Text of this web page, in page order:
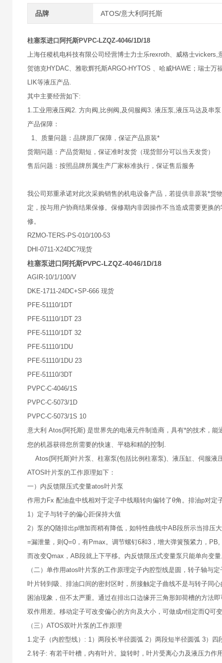
品牌 ATOS/意大利阿托斯
柱塞泵进口阿托斯PVPC-LZQZ-4046/1D/18
上海任稷机电科技有限公司经营博士力士乐rexroth、威格士
贺德克HYDAC、雅歌辉托斯ARGO-HYTOS 、哈威HAWE；瑞士
LIK等液压产品.
其中主要经营如下:
1.工业用液压阀2. 方向阀,比例阀,及伺服阀3. 液压泵,液压马达及串
产品保障：
1、质量问题：品牌原厂保障，保证产品原装*
货期问题：产品货期短，保证准时发货（现货部分可以当天发货）
售后问题：按照品牌所属生产厂家标准执行，保证售后服务
我公司郑重承诺对此次采购销售的机电设备产品，若提供非原装*
定，按与用户协商结果保修。保修期内非因操作不当造成需要更换
修。
RZMO-TERS-PS-010/100-53
DHI-0711-X24DC?现货
柱塞泵进口阿托斯PVPC-LZQZ-4046/1D/18
AGIR-10/1/100/V
DKE-1711-24DC+SP-666 现货
PFE-51110/1DT
PFE-51110/1DT 23
PFE-51110/1DT 32
PFE-51110/1DU
PFE-51110/1DU 23
PFE-51110/3DT
PVPC-C-4046/1S
PVPC-C-5073/1D
PVPC-C-5073/1S 10
意大利 Atos(阿托斯) 是世界先的电液元件制造商，具有*的技术，
您的机器获得您所需要的快速、平稳和精的控制.
Atos(阿托斯)叶片泵、柱塞泵(包括比例柱塞泵)、液压缸、伺服液
ATOS叶片泵的工作原理如下：
一）内反馈限压式变量atos叶片泵
作用力Fx 配油盘中线相对于定子中线顺转向偏转了θ角。排油p对
1）定子与转子的偏心距保持大值
2）泵的Q随排出p增加而稍有降低，如特性曲线中AB段所示当排压
=漏泄量，则Q=0，有Pmax。调节螺钉6和3，增大弹簧预紧力，
而改变Qmax，AB段就上下平移。内反馈限压式变量泵只能单向变
（二）单作用atos叶片泵的工作原理定子内腔型线是圆，转子轴
叶片转到吸、排油口间的密封区时，所接触定子曲线不是与转子同
困油现象，但不太严重。通过在排出口边缘开三角形卸荷槽的方法
双作用差。移动定子可改变偏心的方向及大小，可做成n恒定而Q可
（三）ATOS双叶片泵的工作原理
1.定子（内腔型线）: 1）两段长半径圆弧 2）两段短半径圆弧 3）
2.转子: 有若干叶槽，内有叶片。旋转时，叶片受离心力及液压力